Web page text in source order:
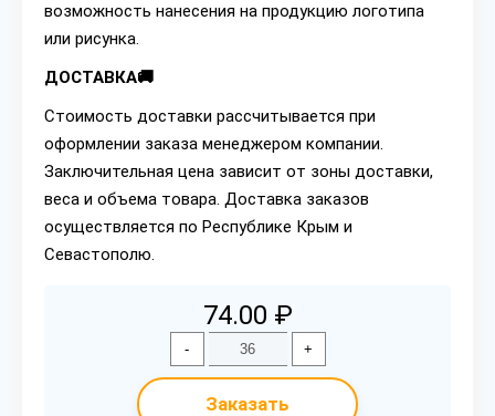
возможность нанесения на продукцию логотипа
или рисунка.
ДОСТАВКА🚚
Стоимость доставки рассчитывается при
оформлении заказа менеджером компании.
Заключительная цена зависит от зоны доставки,
веса и объема товара. Доставка заказов
осуществляется по Республике Крым и
Севастополю.
74.00 ₽
- +
Заказать